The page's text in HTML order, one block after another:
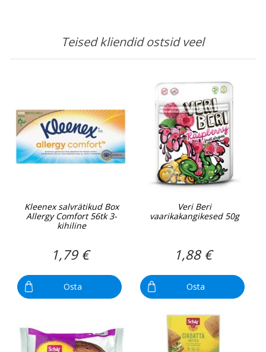
Teised kliendid ostsid veel
Kleenex salvrätikud Box
Allergy Comfort 56tk 3-
kihiline
1,79 €
Osta
Veri Beri
vaarikakangikesed 50g
1,88 €
Osta